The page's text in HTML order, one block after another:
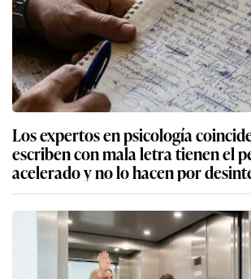
Los expertos en psicología
escriben con mala letra tienen el
acelerado y no lo hacen por